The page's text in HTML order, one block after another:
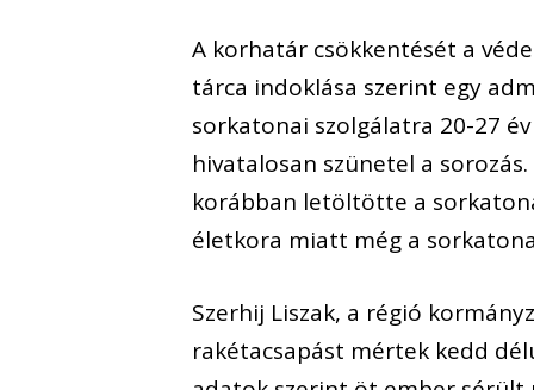
A korhatár csökkentését a
tárca indoklása szerint egy
sorkatonai szolgálatra 20-27
hivatalosan szünetel a
korábban letöltötte a
életkora miatt még a
Szerhij Liszak, a régió
rakétacsapást mértek kedd